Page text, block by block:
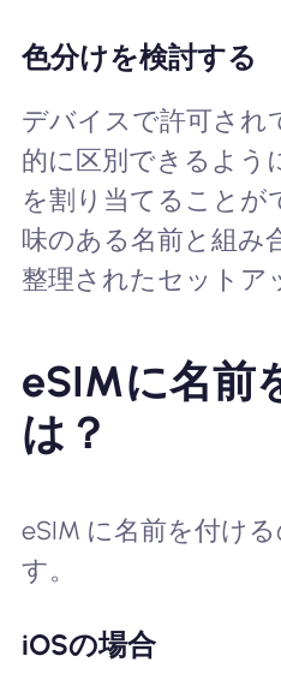
色分けを検討する
デバイスで許可され
的に区別できるよう
を割り当てることが
味のある名前と組み
整理されたセットア
eSIMに名前
は？
eSIM に名前を付け
す。
iOSの場合